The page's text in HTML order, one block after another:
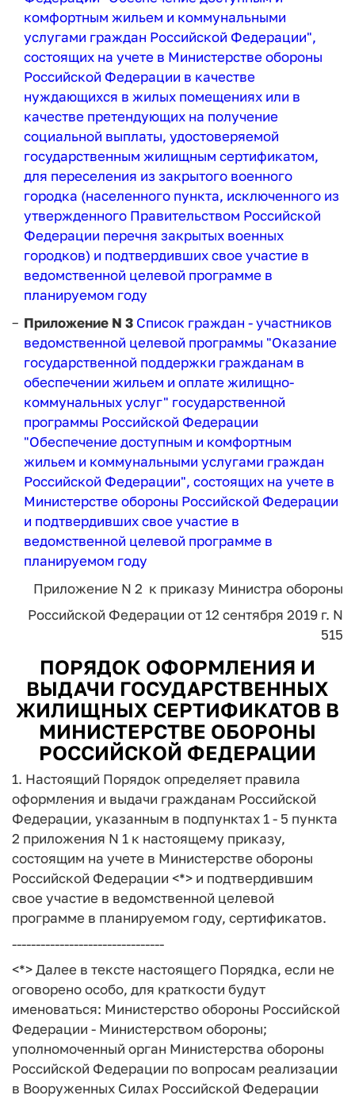
комфортным жильем и коммунальными
услугами граждан Российской Федерации",
состоящих на учете в Министерстве обороны
Российской Федерации в качестве
нуждающихся в жилых помещениях или в
качестве претендующих на получение
социальной выплаты, удостоверяемой
государственным жилищным сертификатом,
для переселения из закрытого военного
городка (населенного пункта, исключенного из
утвержденного Правительством Российской
Федерации перечня закрытых военных
городков) и подтвердивших свое участие в
ведомственной целевой программе в
планируемом году
Приложение N 3 Список граждан - участников
ведомственной целевой программы "Оказание
государственной поддержки гражданам в
обеспечении жильем и оплате жилищно-
коммунальных услуг" государственной
программы Российской Федерации
"Обеспечение доступным и комфортным
жильем и коммунальными услугами граждан
Российской Федерации", состоящих на учете в
Министерстве обороны Российской Федерации
и подтвердивших свое участие в
ведомственной целевой программе в
планируемом году
Приложение N 2 к приказу Министра обороны
Российской Федерации от 12 сентября 2019 г. N
515
ПОРЯДОК ОФОРМЛЕНИЯ И
ВЫДАЧИ ГОСУДАРСТВЕННЫХ
ЖИЛИЩНЫХ СЕРТИФИКАТОВ В
МИНИСТЕРСТВЕ ОБОРОНЫ
РОССИЙСКОЙ ФЕДЕРАЦИИ
1. Настоящий Порядок определяет правила
оформления и выдачи гражданам Российской
Федерации, указанным в подпунктах 1 - 5 пункта
2 приложения N 1 к настоящему приказу,
состоящим на учете в Министерстве обороны
Российской Федерации <*> и подтвердившим
свое участие в ведомственной целевой
программе в планируемом году, сертификатов.
--------------------------------
<*> Далее в тексте настоящего Порядка, если не
оговорено особо, для краткости будут
именоваться: Министерство обороны Российской
Федерации - Министерством обороны;
уполномоченный орган Министерства обороны
Российской Федерации по вопросам реализации
в Вооруженных Силах Российской Федерации